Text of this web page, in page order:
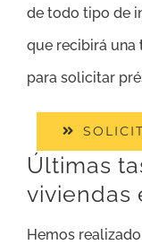
de todo tipo de
que recibirá una
para solicitar
Últimas
viviendas
Hemos